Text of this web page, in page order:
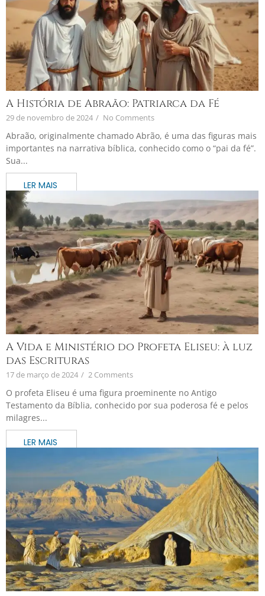
A História de Abraão: Patriarca da Fé
29 de novembro de 2024 / No Comments
Abraão, originalmente chamado Abrão, é uma das figuras mais
importantes na narrativa bíblica, conhecido como o “pai da fé”.
Sua...
A Vida e Ministério do Profeta Eliseu: à luz
das Escrituras
17 de março de 2024 / 2 Comments
O profeta Eliseu é uma figura proeminente no Antigo
Testamento da Bíblia, conhecido por sua poderosa fé e pelos
milagres...